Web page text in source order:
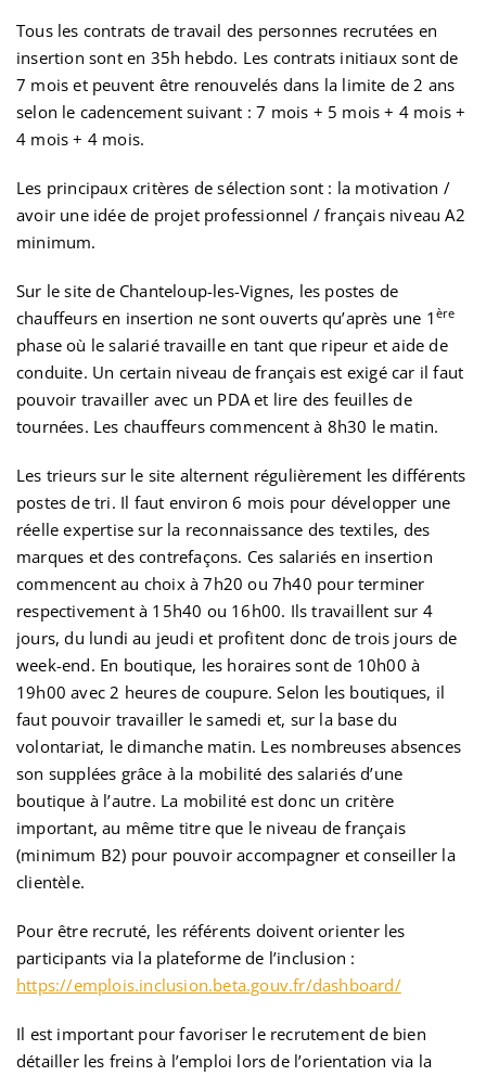
Tous les contrats de travail des personnes recrutées en
insertion sont en 35h hebdo. Les contrats initiaux sont de
7 mois et peuvent être renouvelés dans la limite de 2 ans
selon le cadencement suivant : 7 mois + 5 mois + 4 mois +
4 mois + 4 mois.
Les principaux critères de sélection sont : la motivation /
avoir une idée de projet professionnel / français niveau A2
minimum.
Sur le site de Chanteloup-les-Vignes, les postes de
chauffeurs en insertion ne sont ouverts qu’après une 1 ère
phase où le salarié travaille en tant que ripeur et aide de
conduite. Un certain niveau de français est exigé car il faut
pouvoir travailler avec un PDA et lire des feuilles de
tournées. Les chauffeurs commencent à 8h30 le matin.
Les trieurs sur le site alternent régulièrement les différents
postes de tri. Il faut environ 6 mois pour développer une
réelle expertise sur la reconnaissance des textiles, des
marques et des contrefaçons. Ces salariés en insertion
commencent au choix à 7h20 ou 7h40 pour terminer
respectivement à 15h40 ou 16h00. Ils travaillent sur 4
jours, du lundi au jeudi et profitent donc de trois jours de
week-end. En boutique, les horaires sont de 10h00 à
19h00 avec 2 heures de coupure. Selon les boutiques, il
faut pouvoir travailler le samedi et, sur la base du
volontariat, le dimanche matin. Les nombreuses absences
son supplées grâce à la mobilité des salariés d’une
boutique à l’autre. La mobilité est donc un critère
important, au même titre que le niveau de français
(minimum B2) pour pouvoir accompagner et conseiller la
clientèle.
Pour être recruté, les référents doivent orienter les
participants via la plateforme de l’inclusion :
https://emplois.inclusion.beta.gouv.fr/dashboard/
Il est important pour favoriser le recrutement de bien
détailler les freins à l’emploi lors de l’orientation via la